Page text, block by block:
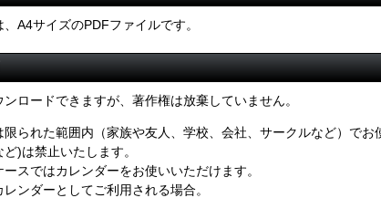
A4サイズのPDFファイルです。
ロードできますが、著作権は放棄していません。
られた範囲内（家族や友人、学校、会社、サークルなど）で
)は禁止いたします。
スではカレンダーをお使いいただけます。
ンダーとしてご利用される場合。